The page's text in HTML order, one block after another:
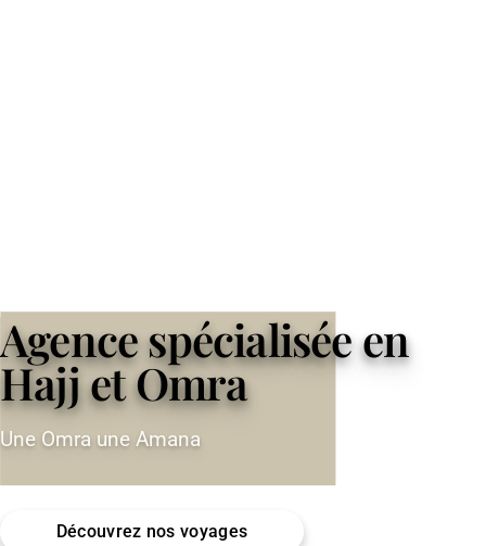
Agence spécialisée en
Hajj et Omra
Une Omra une Amana
Découvrez nos voyages